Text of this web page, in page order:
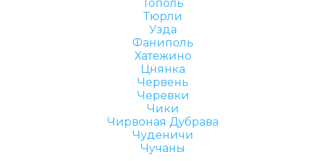
Тополь
Тюрли
Узда
Фаниполь
Хатежино
Цнянка
Червень
Черевки
Чики
Чирвоная Дубрава
Чуденичи
Чучаны